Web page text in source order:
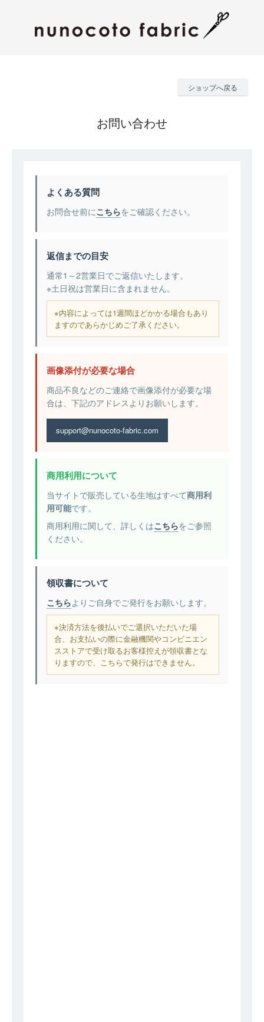
ショップへ戻る
お問い合わせ
よくある質問
お問合せ前にこちらをご確認ください。
返信までの目安
通常1～2営業日でご返信いたします。
※土日祝は営業日に含まれません。
※内容によっては1週間ほどかかる場合もあり
ますのであらかじめご了承ください。
画像添付が必要な場合
商品不良などのご連絡で画像添付が必要な場
合は、下記のアドレスよりお願いします。
support@nunocoto-fabric.com
商用利用について
当サイトで販売している生地はすべて商用利
用可能です。
商用利用に関して、詳しくはこちらをご参照
ください。
領収書について
こちらよりご自身でご発行をお願いします。
※決済方法を後払いでご選択いただいた場
合、お支払いの際に金融機関やコンビニエン
スストアで受け取るお客様控えが領収書とな
りますので、こちらで発行はできません。